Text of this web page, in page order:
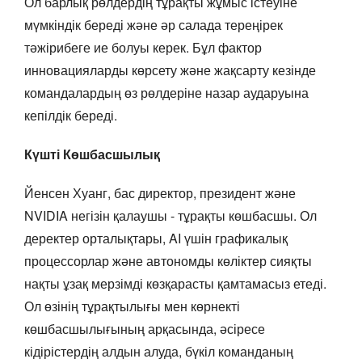
мүмкіндік береді және әр салада тереңірек
тәжірибеге ие болуы керек. Бұл фактор
инновацияларды көрсету және жақсарту кезінде
командалардың өз рөлдеріне назар аударуына
кепілдік береді.
Күшті Көшбасшылық
Йенсен Хуанг, бас директор, президент және
NVIDIA негізін қалаушы - тұрақты көшбасшы. Ол
деректер орталықтары, AI үшін графикалық
процессорлар және автономды көліктер сияқты
нақты ұзақ мерзімді көзқарасты қамтамасыз етеді.
Ол өзінің тұрақтылығы мен көрнекті
көшбасшылығының арқасында, әсіресе
кідірістердің алдын алуда, бүкіл команданың